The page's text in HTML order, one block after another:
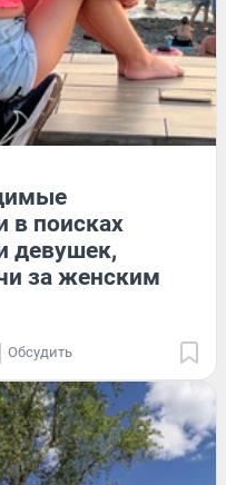
в поисках
девушек,
за женским
Обсудить